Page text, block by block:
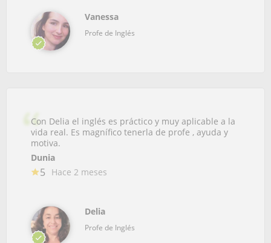
Vanessa
Profe de Inglés
Con Delia el inglés es práctico y muy aplicable a la
vida real. Es magnífico tenerla de profe , ayuda y
motiva.
Dunia
5 Hace 2 meses
Delia
Profe de Inglés